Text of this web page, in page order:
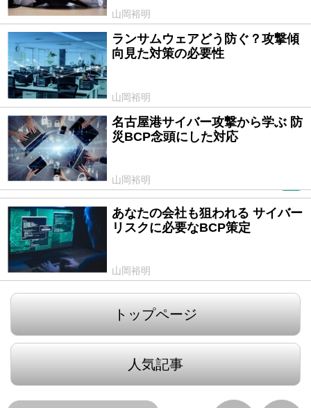
山岡裕明
2023/09/04
ランサムウェアどう防ぐ？攻撃傾
向見た対策の必要性
山岡裕明
2023/07/14
名古屋港サイバー攻撃から学ぶ 防
災BCP念頭にした対応
山岡裕明
2022/11/11
あなたの会社も狙われる サイバー
リスクに必要なBCP策定
山岡裕明
トップページ
人気記事